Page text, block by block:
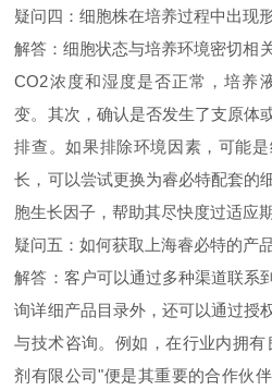
疑问四：细胞株在培养过程中出现
解答：细胞状态与培养环境密切相
CO2浓度和湿度是否正常，培养
变。其次，确认是否发生了支原体
排查。如果排除环境因素，可能
长，可以尝试更换为睿必特配套的
胞生长因子，帮助其尽快度过适应期
疑问五：如何获取上海睿必特的产
解答：客户可以通过多种渠道联系
询详细产品目录外，还可以通过授
与技术咨询。例如，在行业内拥有
剂有限公司"便是其重要的合作伙